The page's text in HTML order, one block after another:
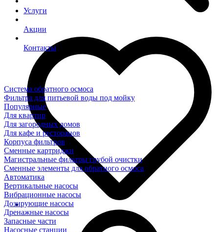
Услуги
Акции
Контакты
Система обратного осмоса
Фильтра для питьевой воды под мойку
Популярные
Для квартир
Для загородных домов
Для кафе и ресторанов
Корпуса фильтров
Сменные картриджи
Магистральные фильтры грубой очистки
Сменные элементы для обратного осмоса
Автоматика
Вертикальные насосы
Вибрационные насосы
Дозирующие насосы
Дренажные насосы
Запасные части
Насосные станции